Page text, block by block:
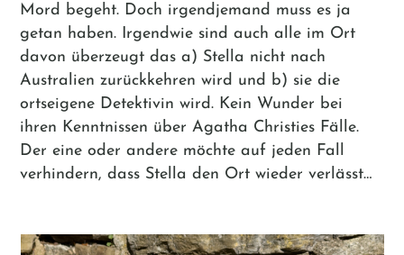
Mord begeht. Doch irgendjemand muss es ja
getan haben. Irgendwie sind auch alle im Ort
davon überzeugt das a) Stella nicht nach
Australien zurückkehren wird und b) sie die
ortseigene Detektivin wird. Kein Wunder bei
ihren Kenntnissen über Agatha Christies Fälle.
Der eine oder andere möchte auf jeden Fall
verhindern, dass Stella den Ort wieder verlässt…